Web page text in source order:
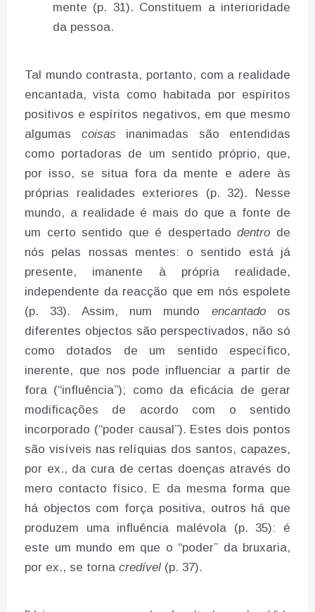
mente (p. 31). Constituem a interioridade
da pessoa.
Tal mundo contrasta, portanto, com a realidade
encantada, vista como habitada por espíritos
positivos e espíritos negativos, em que mesmo
algumas coisas inanimadas são entendidas
como portadoras de um sentido próprio, que,
por isso, se situa fora da mente e adere às
próprias realidades exteriores (p. 32). Nesse
mundo, a realidade é mais do que a fonte de
um certo sentido que é despertadodentro de
nós pelas nossas mentes: o sentido está já
presente, imanente à própria realidade,
independente da reacção que em nós espolete
(p. 33). Assim, num mundo encantado os
diferentes objectos são perspectivados, não só
como dotados de um sentido específico,
inerente, que nos pode influenciar a partir de
fora (“influência”); como da eficácia de gerar
modificações de acordo com o sentido
incorporado (“poder causal”). Estes dois pontos
são visíveis nas relíquias dos santos, capazes,
por ex., da cura de certas doenças através do
mero contacto físico. E da mesma forma que
há objectos com força positiva, outros há que
produzem uma influência malévola (p. 35): é
este um mundo em que o “poder” da bruxaria,
por ex., se torna credível (p. 37).